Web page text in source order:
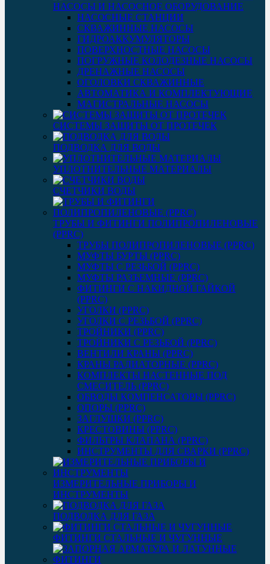
НАСОСЫ И НАСОСНОЕ ОБОРУДОВАНИЕ
НАСОСНЫЕ СТАНЦИИ
СКВАЖИННЫЕ НАСОСЫ
ГИДРОАККУМУЛЯТОРЫ
ПОВЕРХНОСТНЫЕ НАСОСЫ
ПОГРУЖНЫЕ КОЛОДЕЗНЫЕ НАСОСЫ
ДРЕНАЖНЫЕ НАСОСЫ
ОГОЛОВКИ СКВАЖИННЫЕ
АВТОМАТИКА И КОМПЛЕКТУЮЩИЕ
МАГИСТРАЛЬНЫЕ НАСОСЫ
СИСТЕМЫ ЗАЩИТЫ ОТ ПРОТЕЧЕК
ПОДВОДКА ДЛЯ ВОДЫ
УПЛОТНИТЕЛЬНЫЕ МАТЕРИАЛЫ
СЧЕТЧИКИ ВОДЫ
ТРУБЫ И ФИТИНГИ ПОЛИПРОПИЛЕНОВЫЕ
(PPRC)
ТРУБЫ ПОЛИПРОПИЛЕНОВЫЕ (PPRC)
МУФТЫ БУРТЫ (PPRC)
МУФТЫ C РЕЗЬБОЙ (PPRC)
МУФТЫ РАЗЪЕМНЫЕ (PPRC)
ФИТИНГИ С НАКИДНОЙ ГАЙКОЙ
(PPRC)
УГОЛКИ (PPRC)
УГОЛКИ С РЕЗЬБОЙ (PPRC)
ТРОЙНИКИ (PPRC)
ТРОЙНИКИ С РЕЗЬБОЙ (PPRC)
ВЕНТИЛИ КРАНЫ (PPRC)
КРАНЫ РАДИАТОРНЫЕ (PPRC)
КОМПЛЕКТЫ НАСТЕННЫЕ ПОД
СМЕСИТЕЛЬ (PPRC)
ОБВОДЫ КОМПЕНСАТОРЫ (PPRC)
ОПОРЫ (PPRC)
ЗАГЛУШКИ (PPRC)
КРЕСТОВИНЫ (PPRC)
ФИЛЬТРЫ КЛАПАНА (PPRC)
ИНСТРУМЕНТЫ ДЛЯ СВАРКИ (PPRC)
ИЗМЕРИТЕЛЬНЫЕ ПРИБОРЫ И
ИНСТРУМЕНТЫ
ПОДВОДКА ДЛЯ ГАЗА
ФИТИНГИ СТАЛЬНЫЕ И ЧУГУННЫЕ